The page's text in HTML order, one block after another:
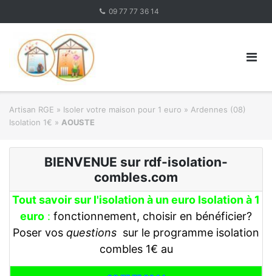
09 77 77 36 14
Artisan RGE » Isoler votre maison pour 1 euro » Ardennes (08)
Isolation 1€ » AOUSTE
BIENVENUE sur rdf-isolation-
combles.com
Tout savoir sur l'isolation à un euro Isolation à 1
euro : fonctionnement, choisir en bénéficier?
Poser vos questions sur le programme isolation
combles 1€ au